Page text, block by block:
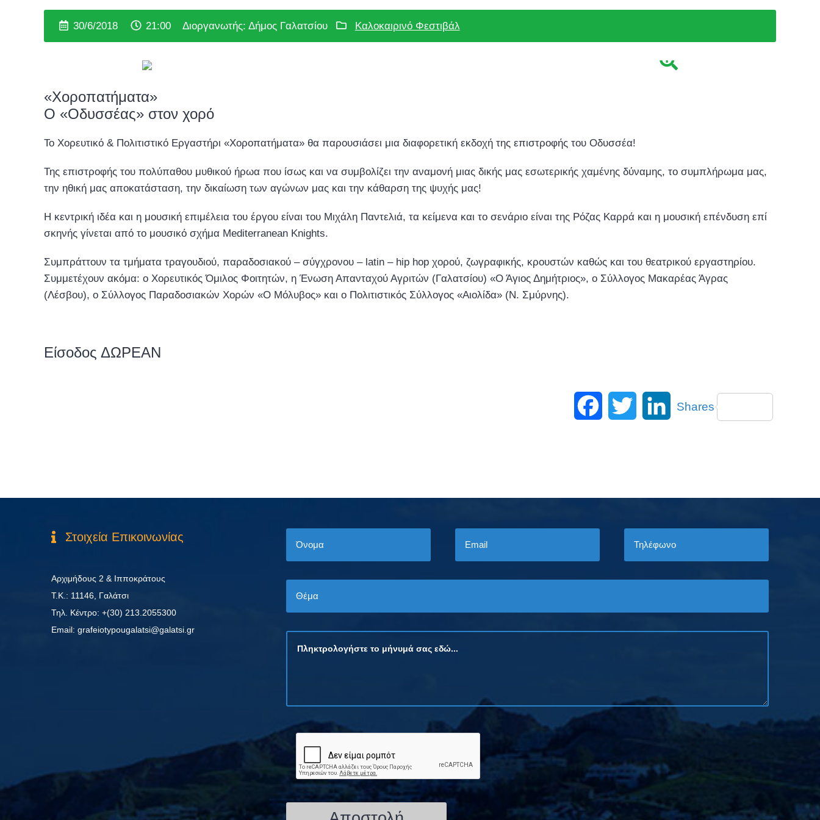
30/6/2018 21:00 Διοργανωτής: Δήμος Γαλατσίου Καλοκαιρινό Φεστιβάλ
«Χοροπατήματα»
O «Οδυσσέας» στον χορό
Το Χορευτικό & Πολιτιστικό Εργαστήρι «Χοροπατήματα» θα παρουσιάσει μια διαφορετική εκδοχή της επιστροφής του Οδυσσέα!
Της επιστροφής του πολύπαθου μυθικού ήρωα που ίσως και να συμβολίζει την αναμονή μιας δικής μας εσωτερικής χαμένης δύναμης, το συμπλήρωμα μας,
την ηθική μας αποκατάσταση, την δικαίωση των αγώνων μας και την κάθαρση της ψυχής μας!
Η κεντρική ιδέα και η μουσική επιμέλεια του έργου είναι του Μιχάλη Παντελιά, τα κείμενα και το σενάριο είναι της Ρόζας Καρρά και η μουσική επένδυση επί
σκηνής γίνεται από το μουσικό σχήμα Μediterranean Κnights.
Συμπράττουν τα τμήματα τραγουδιού, παραδοσιακού – σύγχρονου – latin – hip hop χορού, ζωγραφικής, κρουστών καθώς και του θεατρικού εργαστηρίου.
Συμμετέχουν ακόμα: ο Χορευτικός Όμιλος Φοιτητών, η Ένωση Απανταχού Αγριτών (Γαλατσίου) «Ο Άγιος Δημήτριος», ο Σύλλογος Μακαρέας Άγρας
(Λέσβου), ο Σύλλογος Παραδοσιακών Χορών «Ο Μόλυβος» και ο Πολιτιστικός Σύλλογος «Αιολίδα» (Ν. Σμύρνης).
Είσοδος ΔΩΡΕΑΝ
FacebookTwitter
Shares
Στοιχεία Επικοινωνίας
Αρχιμήδους 2 & Ιπποκράτους
Τ.Κ.: 11146, Γαλάτσι
Τηλ. Κέντρο: +(30) 213.2055300
Εmail: grafeiotypougalatsi@galatsi.gr